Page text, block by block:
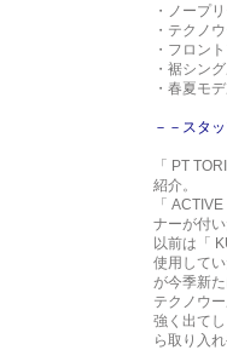
・ノープ
・テクノ
・フロン
・裾シン
・春夏モ
－－スタ
「 PT
紹介。
「
ナーが付
以前は「
使用して
が今季新た
テクノウ
強く出て
ら取り入